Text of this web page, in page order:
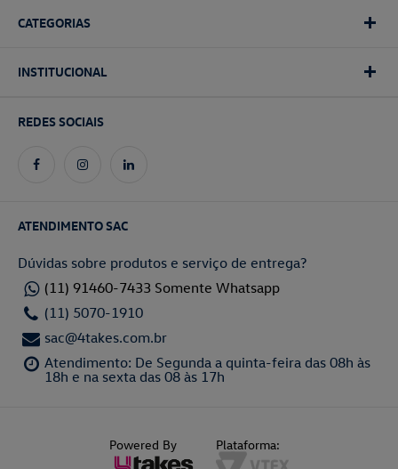
CATEGORIAS
INSTITUCIONAL
REDES SOCIAIS
ATENDIMENTO SAC
Dúvidas sobre produtos e serviço de entrega?
(11) 91460-7433 Somente Whatsapp
(11) 5070-1910
sac@4takes.com.br
Atendimento: De Segunda a quinta-feira das 08h às
18h e na sexta das 08 às 17h
Powered By Plataforma: